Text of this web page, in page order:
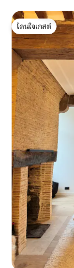
โดนใจเกสต์
โดนใจเกสต์